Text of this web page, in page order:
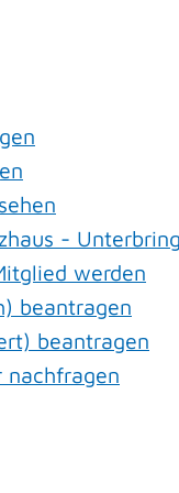
-
werden
beantragen
beantragen
nachfragen